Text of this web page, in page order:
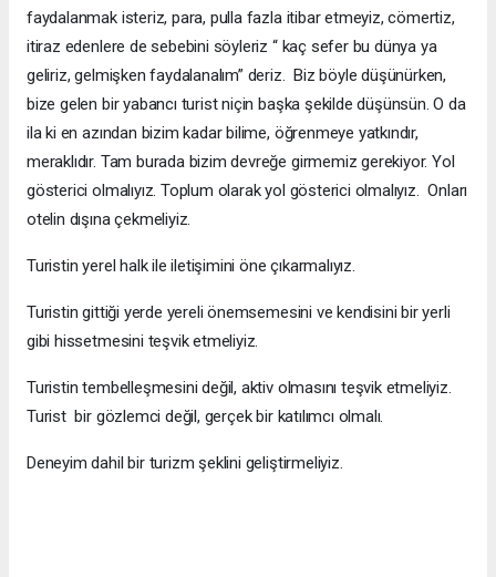
faydalanmak isteriz, para, pulla fazla itibar etmeyiz, cömertiz,
itiraz edenlere de sebebini söyleriz “ kaç sefer bu dünya ya
geliriz, gelmişken faydalanalım” deriz. Biz böyle düşünürken,
bize gelen bir yabancı turist niçin başka şekilde düşünsün. O da
ila ki en azından bizim kadar bilime, öğrenmeye yatkındır,
meraklıdır. Tam burada bizim devreğe girmemiz gerekiyor. Yol
gösterici olmalıyız. Toplum olarak yol gösterici olmalıyız. Onları
otelin dışına çekmeliyiz.
Turistin yerel halk ile iletişimini öne çıkarmalıyız.
Turistin gittiği yerde yereli önemsemesini ve kendisini bir yerli
gibi hissetmesini teşvik etmeliyiz.
Turistin tembelleşmesini değil, aktiv olmasını teşvik etmeliyiz.
Turist bir gözlemci değil, gerçek bir katılımcı olmalı.
Deneyim dahil bir turizm şeklini geliştirmeliyiz.